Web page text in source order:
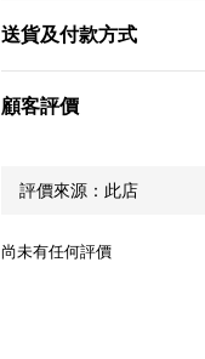
送貨及付款方式
顧客評價
尚未有任何評價